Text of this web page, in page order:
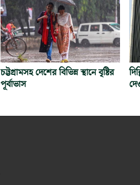
চট্টগ্রামসহ দেশের বিভিন্ন স্থানে বৃষ্টির
পূর্বাভাস